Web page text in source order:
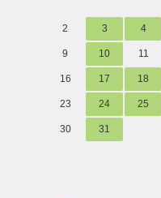
2 3 4
9 10 11
16 17 18
23 24 25
30 31